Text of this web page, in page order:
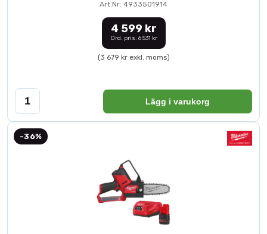
Art.Nr: 4933501914
4 599 kr
Ord. pris: 6 531 kr
(3 679 kr exkl. moms)
Lägg i varukorg
-36%